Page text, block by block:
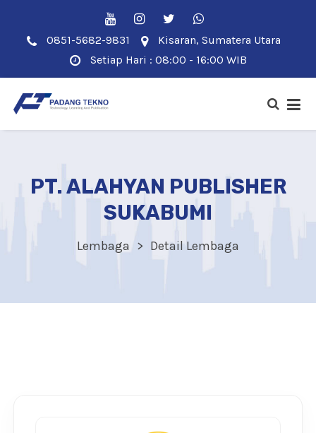
0851-5682-9831
Kisaran, Sumatera Utara
Setiap Hari : 08:00 - 16:00 WIB
PT. ALAHYAN PUBLISHER
SUKABUMI
Lembaga Detail Lembaga